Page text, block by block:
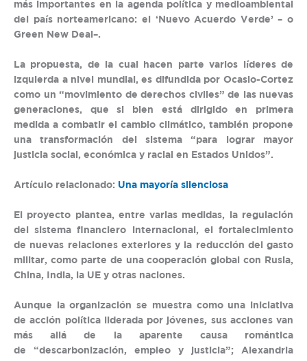
más importantes en la agenda política y medioambiental
del país norteamericano: el ‘Nuevo Acuerdo Verde’ – o
Green New Deal–.
La propuesta, de la cual hacen parte varios líderes de
izquierda a nivel mundial, es difundida por Ocasio-Cortez
como un “movimiento de derechos civiles” de las nuevas
generaciones, que si bien está dirigido en primera
medida a combatir el cambio climático, también propone
una transformación del sistema “para lograr mayor
justicia social, económica y racial en Estados Unidos”.
Artículo relacionado: Una mayoría silenciosa
El proyecto plantea, entre varias medidas, la regulación
del sistema financiero internacional, el fortalecimiento
de nuevas relaciones exteriores y la reducción del gasto
militar, como parte de una cooperación global con Rusia,
China, India, la UE y otras naciones.
Aunque la organización se muestra como una iniciativa
de acción política liderada por jóvenes, sus acciones van
más allá de la aparente causa romántica
de “descarbonización, empleo y justicia”; Alexandria